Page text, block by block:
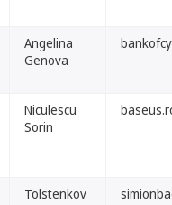
Angelina
Genova
Niculescu
Sorin
Tolstenkov